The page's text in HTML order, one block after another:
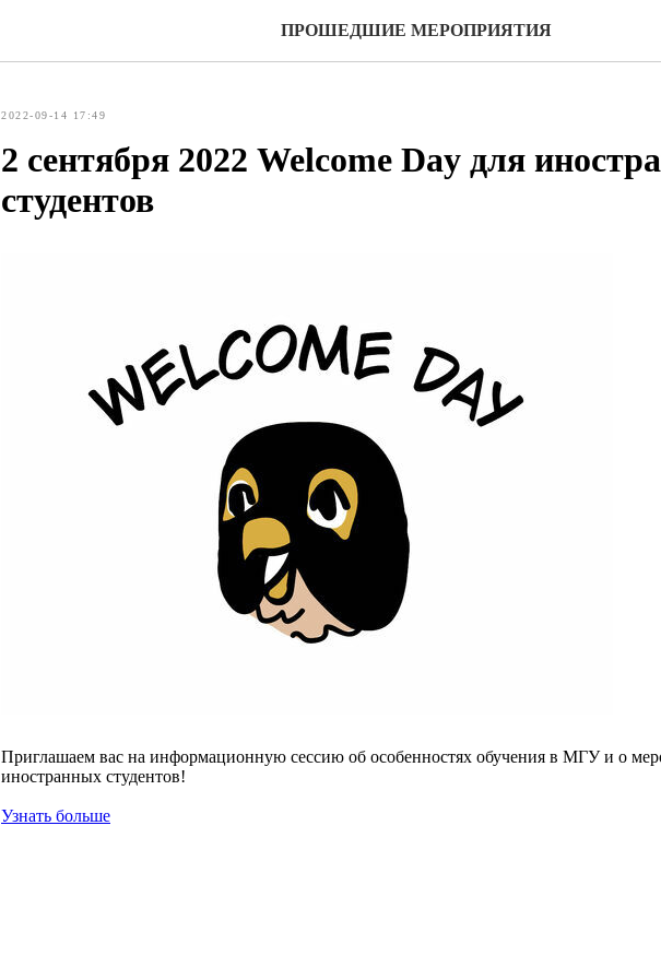
ПРОШЕДШИЕ МЕРОПРИЯТИЯ
2022-09-14 17:49
2 сентября 2022 Welcome Day для
студентов
Приглашаем вас на информационную сессию об особенностях обучения в МГУ и о
иностранных студентов!
Узнать больше